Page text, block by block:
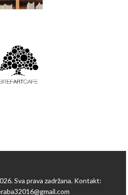
Sva prava zadržana. Kontakt: